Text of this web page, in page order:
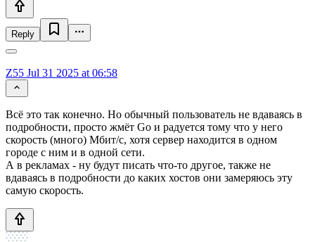
Reply
Z55 Jul 31 2025 at 06:58
Всё это так конечно. Но обычный пользователь не вдаваясь в
подробности, просто жмёт Go и радуется тому что у него
скорость (много) Мбит/с, хотя сервер находится в одном
городе с ним и в одной сети.
А в рекламах - ну будут писать что-то другое, также не
вдаваясь в подробности до каких хостов они замеряюсь эту
самую скорость.